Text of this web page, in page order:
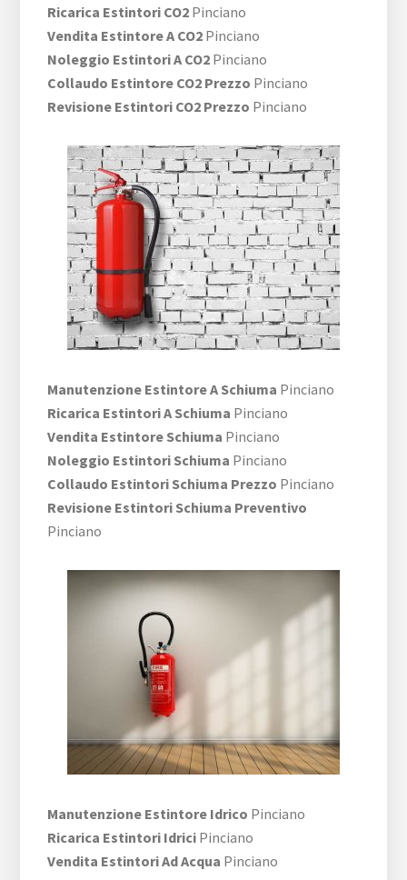
Ricarica Estintori CO2 Pinciano
Vendita Estintore A CO2 Pinciano
Noleggio Estintori A CO2 Pinciano
Collaudo Estintore CO2 Prezzo Pinciano
Revisione Estintori CO2 Prezzo Pinciano
Manutenzione Estintore A Schiuma Pinciano
Ricarica Estintori A Schiuma Pinciano
Vendita Estintore Schiuma Pinciano
Noleggio Estintori Schiuma Pinciano
Collaudo Estintori Schiuma Prezzo Pinciano
Revisione Estintori Schiuma Preventivo
Pinciano
Manutenzione Estintore Idrico Pinciano
Ricarica Estintori Idrici Pinciano
Vendita Estintori Ad Acqua Pinciano